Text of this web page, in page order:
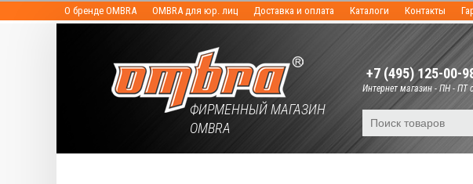
О бренде OMBRA OMBRA для юр. лиц Доставка и оплата Каталоги Контакты
ФИРМЕННЫЙ МАГАЗИН
OMBRA
+7 (495) 125-00-
Интернет магазин - ПН - ПТ